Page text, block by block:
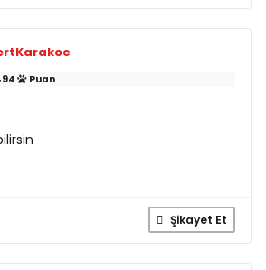
Puan
Şikayet Et